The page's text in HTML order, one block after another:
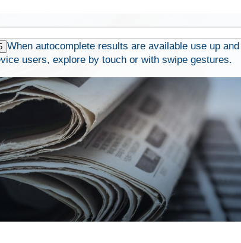
When autocomplete results are available use up
users, explore by touch or with swipe gestures.